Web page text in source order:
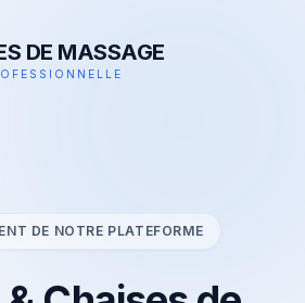
DE MASSAGE
DE NOTRE PLATEFORME